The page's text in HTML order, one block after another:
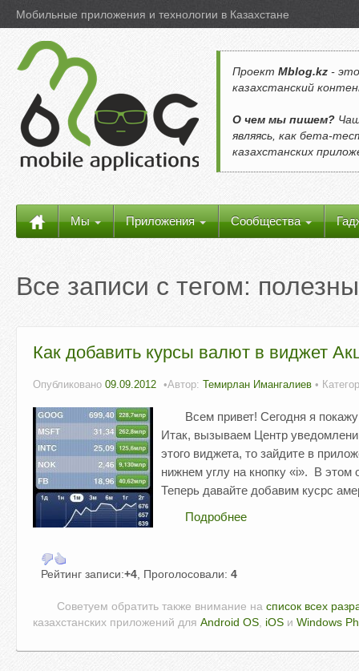
Мобильные приложения и технологии в Казахстане
Проект Mblog.kz -
казахстанский
О чем мы пишем?
являясь, как бета-
казахстанских
Мы Приложения Сообщества
Все записи с тегом:
Как добавить курсы валют в виджет
Опубликовано 09.09.2012 Автор: Темирлан Имангалиев •
Всем привет! Сегодня я
Итак, вызываем Центр
этого виджета, то зайдите в
нижнем углу на кнопку «i». В этом
Теперь давайте добавим кусрс
Подробнее
Рейтинг записи:+4 , Проголосовали: 4
Советуем обратить также внимание на список всех
казахстанских приложений для Android OS iOS и Windows